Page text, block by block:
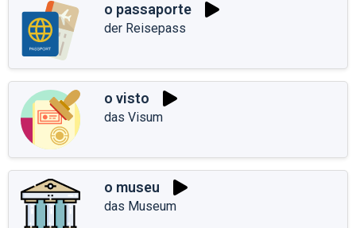
o passaporte
der Reisepass
o visto
das Visum
o museu
das Museum